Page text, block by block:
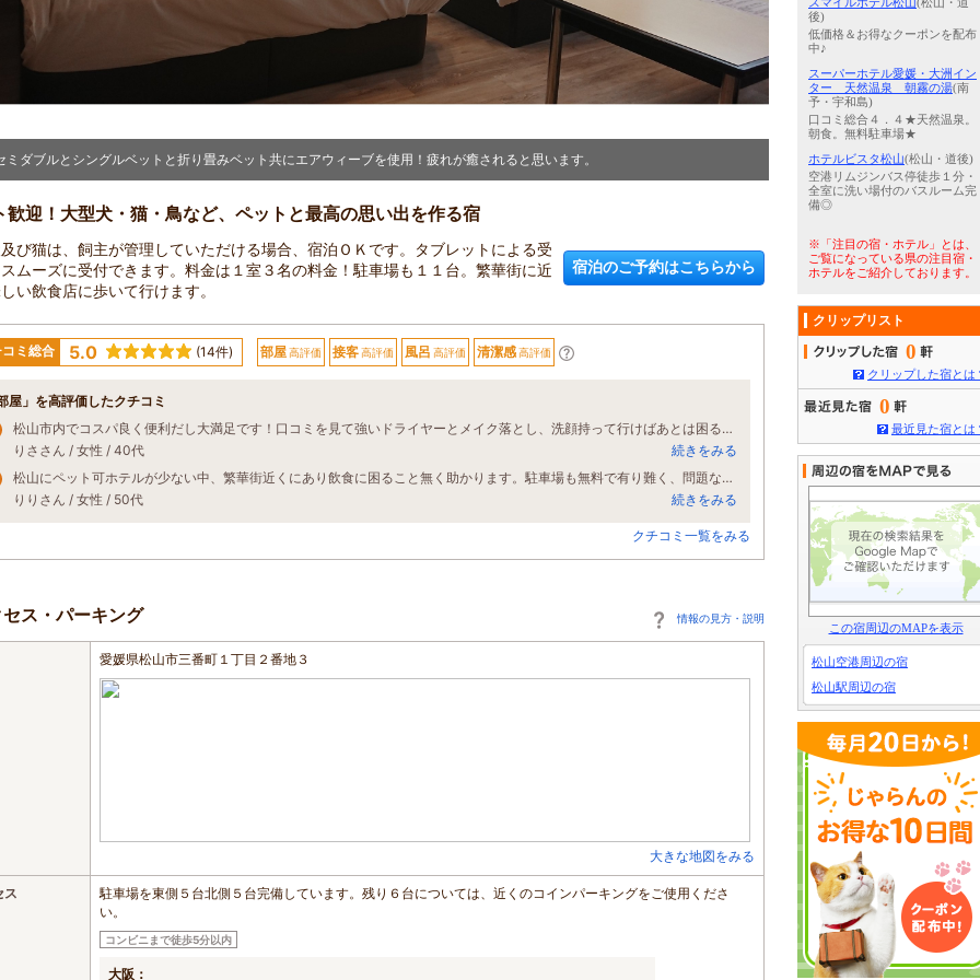
ミダブルとシングルベットと折り畳みベット共にエアウィーブを使用！疲れが癒されると思います。 洗濯機とガス乾燥機は２台
歓迎！大型犬・猫・鳥など、ペットと最高の思い出を作る宿
び猫は、飼主が管理していただける場合、宿泊ＯＫです。タブレットによる受
ムーズに受付できます。料金は１室３名の料金！駐車場も１１台。繁華街に近
い飲食店に歩いて行けます。
宿泊のご予約はこちらから
コミ総合 5.0 (14件) 部屋高評価 接客高評価 風呂 高評価 清潔感高評価
部屋」を高評価したクチコミ
松山市内でコスパ良く便利だし大満足です！口コミを見て強いドライヤーとメイク落とし、洗顔持って行けばあとは困ることは無かったです。従業員の肩も親切でまた行った時は利用したいと思います。
りささん / 女性 / 40代
続きをみる
松山にペット可ホテルが少ない中、繁華街近くにあり飲食に困ること無く助かります。駐車場も無料で有り難く、問題なし。 ただ、個人的には室内備品としてコロコロ粘着と部屋着があれば便利で助かるかなと。。 朝ごはんは犬の散歩がてら、近くのサンドウィッチ屋さんがオススメ。早朝営業で種類豊富なのです。 とにかくコチラのホテル、私の松山ペット同伴旅として１択のホテルです。
りりさん / 女性 / 50代
続きをみる
クチコミ一覧をみる
セス・パーキング 情報の見方・説明
愛媛県松山市三番町１丁目２番地３
大きな地図をみる
ス
駐車場を東側５台北側５台完備しています。残り６台については、近くのコインパーキングをご使用くださ
い。
コンビニまで徒歩5分以内
大阪：
後)
低価格＆お得なクーポンを配布
中♪
スーパーホテル愛媛・大洲イン
ター 天然温泉 朝霧の湯(南
予・宇和島)
口コミ総合４．４★天然温泉。
朝食。無料駐車場★
ホテルビスタ松山(松山・道後)
空港リムジンバス停徒歩１分・
全室に洗い場付のバスルーム完
備◎
※「注目の宿・ホテル」とは、
ご覧になっている県の注目宿・
ホテルをご紹介しております。
クリップリスト
0
クリップした宿とは
0
最近見た宿とは
この宿周辺のMAPを表示
松山空港周辺の宿
松山駅周辺の宿